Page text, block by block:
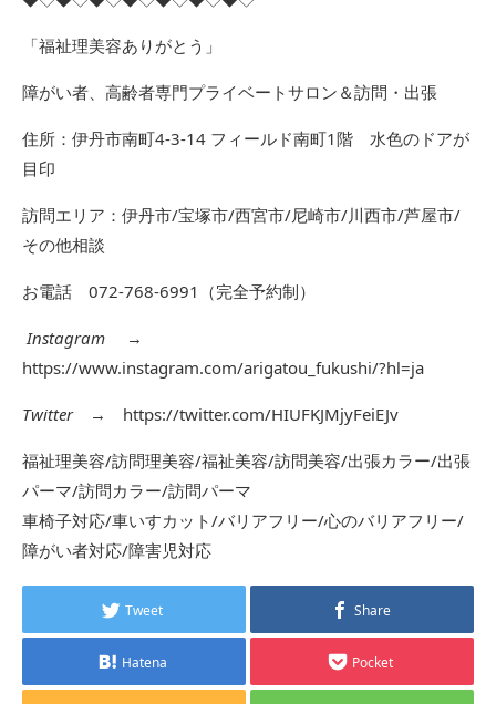
「福祉理美容ありがとう」
障がい者、高齢者専門プライベートサロン＆訪問・出張
住所：伊丹市南町4-3-14 フィールド南町1階 水色のドアが
目印
訪問エリア：伊丹市/宝塚市/西宮市/尼崎市/川西市/芦屋市/
その他相談
お電話 072-768-6991（完全予約制）
Instagram →
https://www.instagram.com/arigatou_fukushi/?hl=ja
Twitter→ https://twitter.com/HIUFKJMjyFeiEJv
福祉理美容/訪問理美容/福祉美容/訪問美容/出張カラー/出張
パーマ/訪問カラー/訪問パーマ
車椅子対応/車いすカット/バリアフリー/心のバリアフリー/
障がい者対応/障害児対応
Tweet Share
Hatena Pocket